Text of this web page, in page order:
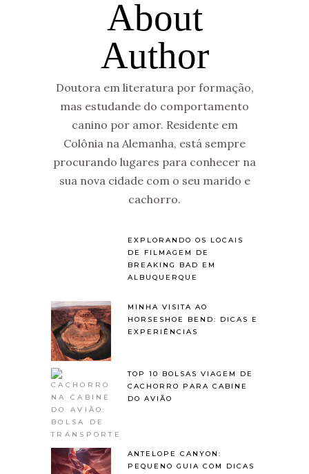
About
Author
Doutora em literatura por formação,
mas estudande do comportamento
canino por amor. Residente em
Colônia na Alemanha, está sempre
procurando lugares para conhecer na
sua nova cidade com o seu marido e
cachorro.
EXPLORANDO OS LOCAIS
DE FILMAGEM DE
BREAKING BAD EM
ALBUQUERQUE
MINHA VISITA AO
HORSESHOE BEND: DICAS E
EXPERIÊNCIAS
TOP 10 BOLSAS VIAGEM DE
CACHORRO PARA CABINE
DO AVIÃO
ANTELOPE CANYON:
PEQUENO GUIA COM DICAS